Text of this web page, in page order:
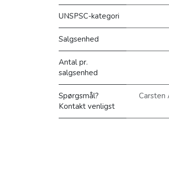
UNSPSC-kategori
Salgsenhed
Antal pr.
salgsenhed
Spørgsmål?
Kontakt venligst
Carsten